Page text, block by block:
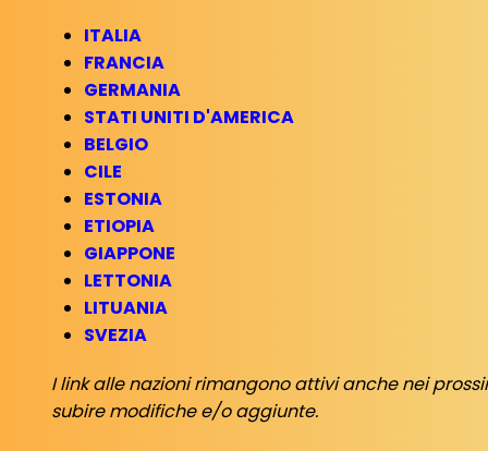
ITALIA
FRANCIA
GERMANIA
STATI UNITI D'AMERICA
BELGIO
CILE
ESTONIA
ETIOPIA
GIAPPONE
LETTONIA
LITUANIA
SVEZIA
I link alle nazioni rimangono attivi anche nei
subire modifiche e/o aggiunte.